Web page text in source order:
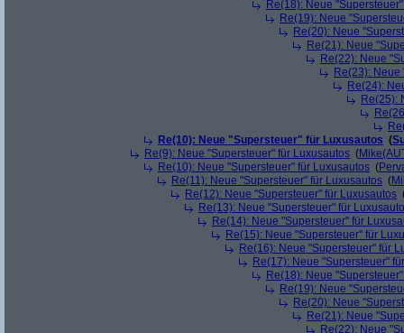
Re(18): Neue
Re(19): Neue
Re(20): Neue
Re(21): Neue
Re(22): Neue
Re(23):
Re(24):
Re(25):
Re(10): Neue "Supersteuer" für Luxusautos (
Re(9): Neue "Supersteuer" für Luxusautos (
Re(10): Neue "Supersteuer" für Luxusautos (
Re(11): Neue "Supersteuer" für Luxusautos (
Re(12): Neue "Supersteuer" für Luxusautos
Re(13): Neue "Supersteuer" für
Re(14): Neue "Supersteuer" für
Re(15): Neue "Supersteuer" für
Re(16): Neue "Supersteuer" für
Re(17): Neue "Supersteuer"
Re(18): Neue
Re(19): Neue
Re(20): Neue
Re(21): Neue
Re(22): Neue